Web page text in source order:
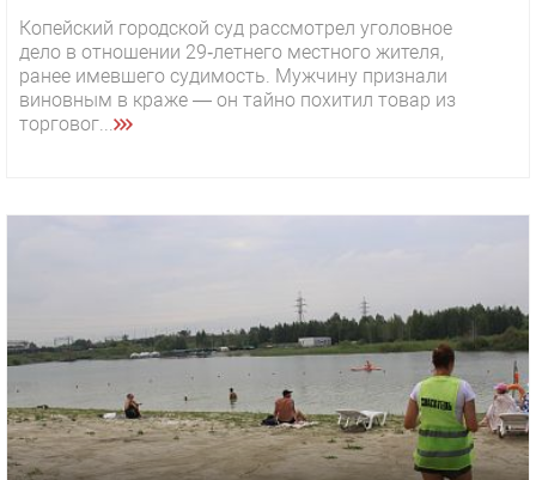
Копейский городской суд рассмотрел уголовное
дело в отношении 29‑летнего местного жителя,
ранее имевшего судимость. Мужчину признали
виновным в краже — он тайно похитил товар из
торговог...